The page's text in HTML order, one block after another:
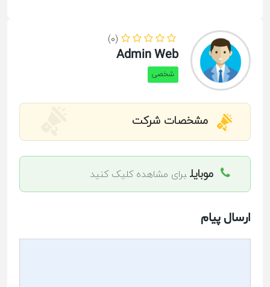
(0)
Admin Web
شخصی
مشخصات شرکت
موبایلبرای مشاهده کلیک کنید
ارسال پیام